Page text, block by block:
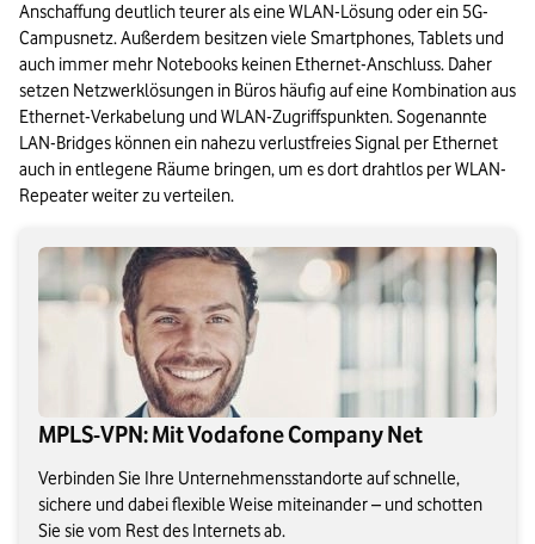
Anschaffung deutlich teurer als eine WLAN-Lösung oder ein 5G-
Campusnetz. Außerdem besitzen viele Smartphones, Tablets und
auch immer mehr Notebooks keinen Ethernet-Anschluss. Daher
setzen Netzwerklösungen in Büros häufig auf eine Kombination aus
Ethernet-Verkabelung und WLAN-Zugriffspunkten. Sogenannte
LAN-Bridges können ein nahezu verlustfreies Signal per Ethernet
auch in entlegene Räume bringen, um es dort drahtlos per WLAN-
Repeater weiter zu verteilen.
MPLS-VPN: Mit Vodafone Company Net
Verbinden Sie Ihre Unternehmensstandorte auf schnelle,
sichere und dabei flexible Weise miteinander – und schotten
Sie sie vom Rest des Internets ab.